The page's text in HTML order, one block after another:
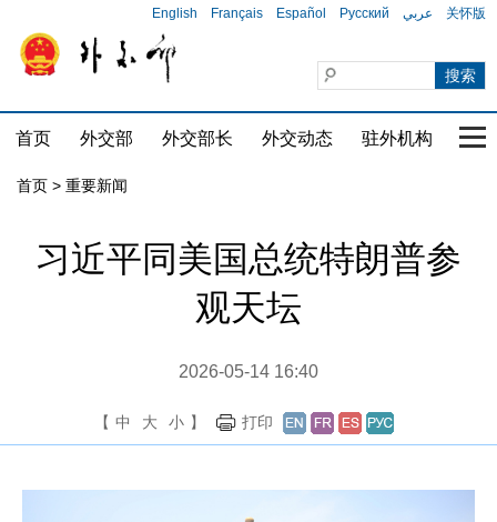
English Français Español Русский عربي 关怀版
首页 外交部 外交部长 外交动态 驻外机构 国
首页 > 重要新闻
习近平同美国总统特朗普参
观天坛
2026-05-14 16:40
【 中 大 小 】 打印